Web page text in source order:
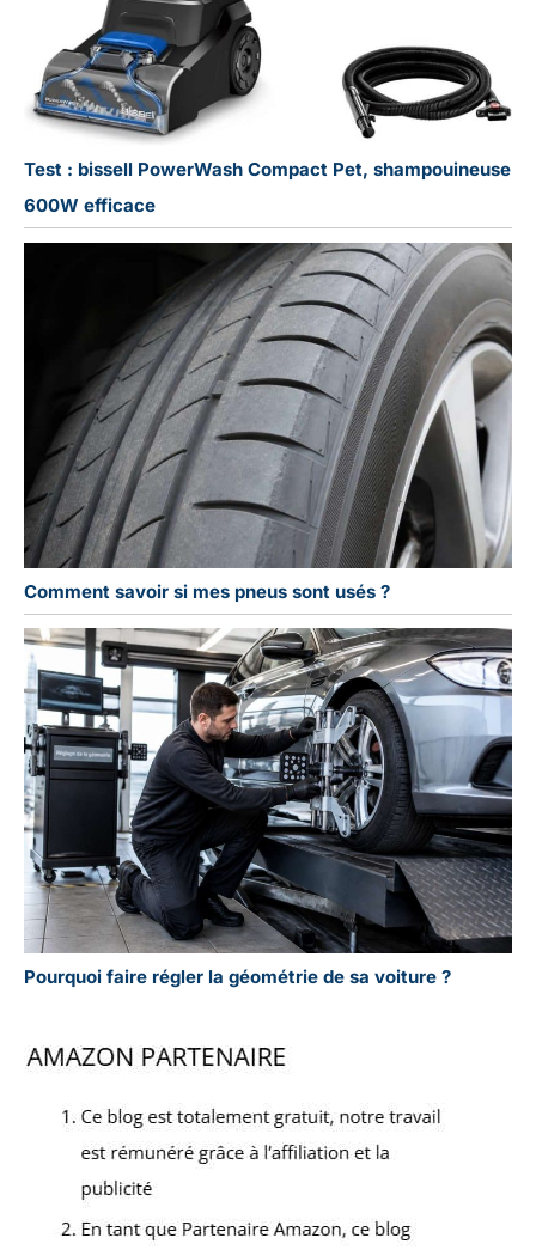
Test : bissell PowerWash Compact Pet, shampouineuse
600W efficace
Comment savoir si mes pneus sont usés ?
Pourquoi faire régler la géométrie de sa voiture ?